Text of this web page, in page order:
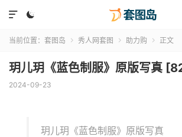


当前位置： 套图岛  秀人网套图  助力购  正文
玥儿玥《蓝色制服》原版写真
2024-09-23
玥儿玥《蓝色制服》原版写真